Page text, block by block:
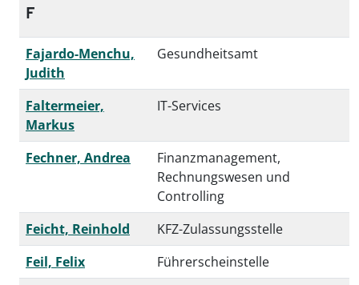
F
Fajardo-Menchu,
Judith
Gesundheitsamt
Faltermeier,
Markus
IT-Services
Fechner, Andrea
Finanzmanagement,
Rechnungswesen und
Controlling
Feicht, Reinhold
KFZ-Zulassungsstelle
Feil, Felix
Führerscheinstelle